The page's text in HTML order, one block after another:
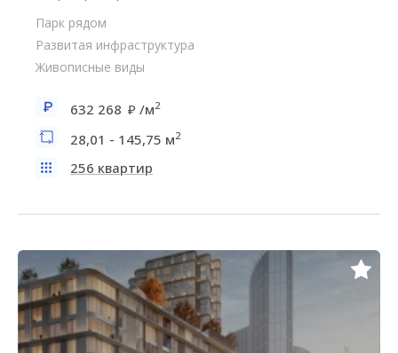
Парк рядом
Развитая инфраструктура
Живописные виды
632 268 /м2
28,01 - 145,75 м2
256 квартир